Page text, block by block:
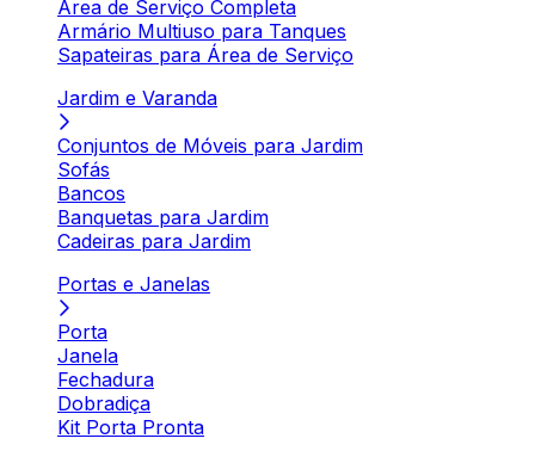
Área de Serviço Completa
Armário Multiuso para Tanques
Sapateiras para Área de Serviço
Jardim e Varanda
Conjuntos de Móveis para Jardim
Sofás
Bancos
Banquetas para Jardim
Cadeiras para Jardim
Portas e Janelas
Porta
Janela
Fechadura
Dobradiça
Kit Porta Pronta